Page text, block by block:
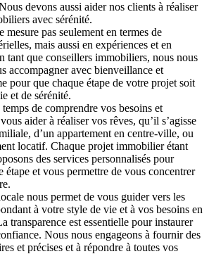
devons aussi aider nos clients à réaliser
avec sérénité.
mesure pas seulement en termes de
mais aussi en expériences et en
tant que conseillers immobiliers, nous nous
accompagner avec bienveillance et
pour que chaque étape de votre projet soit
et de sérénité.
de comprendre vos besoins et
aider à réaliser vos rêves, qu’il s’agisse
d’un appartement en centre-ville, ou
locatif. Chaque projet immobilier étant
des services personnalisés pour
étape et vous permettre de vous concentrer
nous permet de vous guider vers les
à votre style de vie et à vos besoins en
transparence est essentielle pour instaurer
Nous nous engageons à fournir des
et précises et à répondre à toutes vos